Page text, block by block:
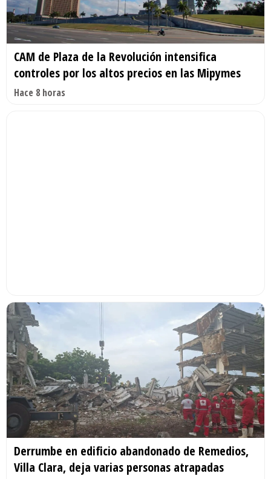
CAM de Plaza de la Revolución intensifica
controles por los altos precios en las Mipymes
Hace 8 horas
Derrumbe en edificio abandonado de Remedios,
Villa Clara, deja varias personas atrapadas